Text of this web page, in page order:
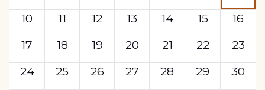
10
11 12 13 14 15
16
17
18 19 20 21 22
23
24
25 26 27 28 29
30